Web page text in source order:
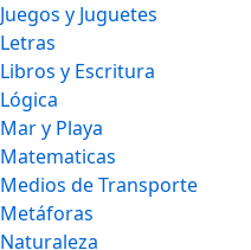
Juegos y Juguetes
Letras
Libros y Escritura
Lógica
Mar y Playa
Matematicas
Medios de Transporte
Metáforas
Naturaleza